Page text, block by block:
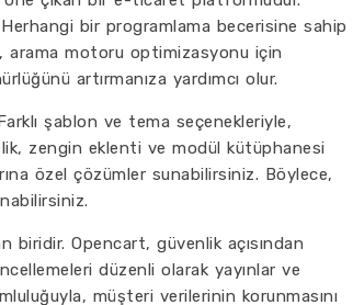
bir programlama becerisine sahip
arama motoru optimizasyonu için
artırmanıza yardımcı olur.
şablon ve tema seçenekleriyle,
zengin eklenti ve modül kütüphanesi
özel çözümler sunabilirsiniz. Böylece,
Opencart, güvenlik açısından
düzenli olarak yayınlar ve
müşteri verilerinin korunmasını